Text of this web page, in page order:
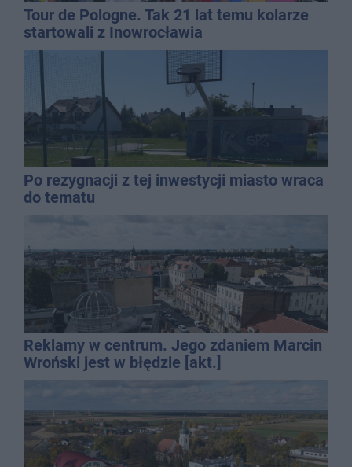
Tour de Pologne. Tak 21 lat temu kolarze
startowali z Inowrocławia
Po rezygnacji z tej inwestycji miasto wraca
do tematu
Reklamy w centrum. Jego zdaniem Marcin
Wroński jest w błędzie [akt.]